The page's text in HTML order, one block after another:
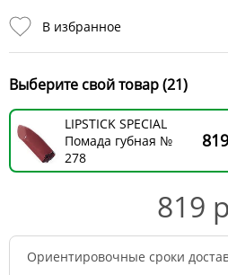
В избранное
Выберите свой товар (21)
LIPSTICK SPECIAL
Помада губная №
278
819
Ориентировочные сроки